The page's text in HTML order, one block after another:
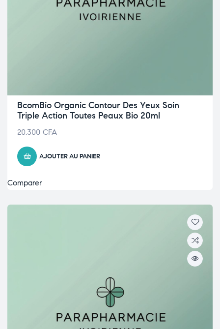
BcomBio Organic Contour Des Yeux Soin
Triple Action Toutes Peaux Bio 20ml
20.300 CFA
AJOUTER AU PANIER
Comparer